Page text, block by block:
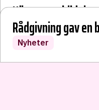
LÄS VIDARE
Höstens
webinarier
Nyheter
Vi bytte Sveriges
Kundcase
Rådgivning gav
Nyheter